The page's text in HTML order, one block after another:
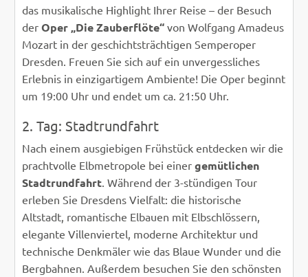
das musikalische Highlight Ihrer Reise – der Besuch
derOper „Die Zauberflöte“ von Wolfgang Amadeus
Mozart in der geschichtsträchtigen Semperoper
Dresden. Freuen Sie sich auf ein unvergessliches
Erlebnis in einzigartigem Ambiente! Die Oper beginnt
um 19:00 Uhr und endet um ca. 21:50 Uhr.
2. Tag: Stadtrundfahrt
Nach einem ausgiebigen Frühstück entdecken wir die
prachtvolle Elbmetropole bei einergemütlichen
Stadtrundfahrt. Während der 3-stündigen Tour
erleben Sie Dresdens Vielfalt: die historische
Altstadt, romantische Elbauen mit Elbschlössern,
elegante Villenviertel, moderne Architektur und
technische Denkmäler wie das Blaue Wunder und die
Bergbahnen. Außerdem besuchen Sie den schönsten